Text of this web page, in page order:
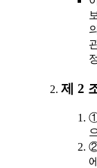
제 2
①
②